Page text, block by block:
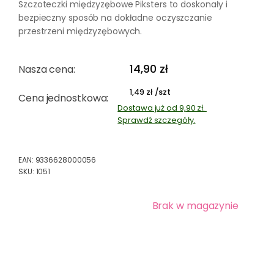
Szczoteczki międzyzębowe Piksters to doskonały i
bezpieczny sposób na dokładne oczyszczanie
przestrzeni międzyzębowych.
Nasza cena:
Cena jednostkowa:
14,90 zł
1,49 zł /szt
Dostawa już od 9,90 zł.
Sprawdź szczegóły.
EAN: 9336628000056
SKU: 1051
Brak w magazynie